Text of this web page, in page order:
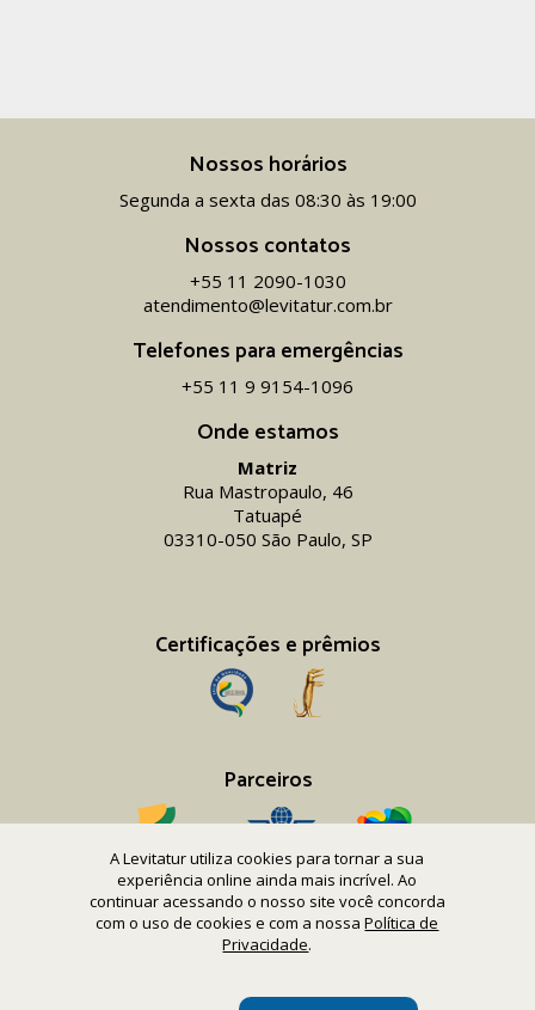
A Levitatur utiliza cookies para tornar a sua
experiência online ainda mais incrível. Ao
continuar acessando o nosso site você concorda
com o uso de cookies e com a nossaPolítica de
Privacidade.
Onde estamos
Matriz
Rua Mastropaulo, 46
Tatuapé
03310-050 São Paulo, SP
Certificações e prêmios
Parceiros
Nossos horários
Segunda a sexta das 08:30 às 19:00
Nossos contatos
+55 11 2090-1030
atendimento@levitatur.com.br
Telefones para emergências
+55 11 9 9154-1096‬
Copyright 2016-26 Levitatur Viagens e Turismo Ltda.
CNPJ 08.867.977/0001-12